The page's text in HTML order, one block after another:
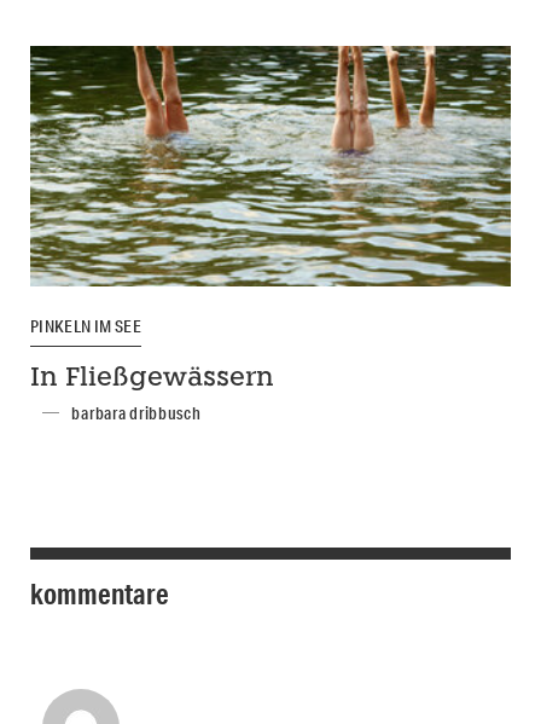
PINKELN IM SEE
In Fließgewässern
barbara dribbusch
kommentare